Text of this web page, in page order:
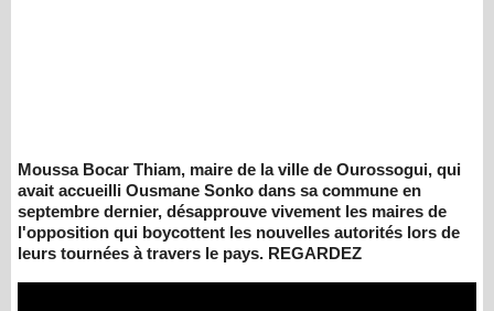
Moussa Bocar Thiam, maire de la ville de Ourossogui, qui
avait accueilli Ousmane Sonko dans sa commune en
septembre dernier, désapprouve vivement les maires de
l'opposition qui boycottent les nouvelles autorités lors de
leurs tournées à travers le pays. REGARDEZ